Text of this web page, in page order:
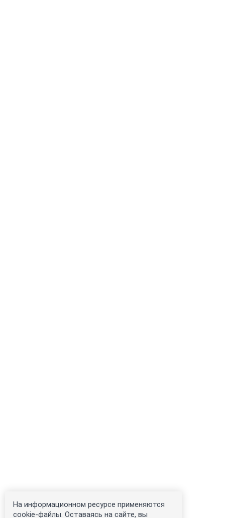
На информационном ресурсе применяются
cookie-файлы. Оставаясь на сайте, вы